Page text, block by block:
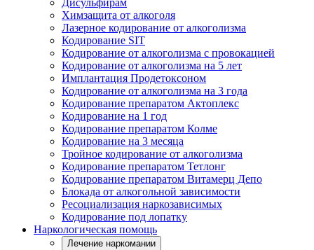
Дисульфирам
Химзащита от алкоголя
Лазерное кодирование от алкоголизма
Кодирование SIT
Кодирование от алкоголизма с провокацией
Кодирование от алкоголизма на 5 лет
Имплантация Продетоксоном
Кодирование от алкоголизма на 3 года
Кодирование препаратом Актоплекс
Кодирование на 1 год
Кодирование препаратом Колме
Кодирование на 3 месяца
Тройное кодирование от алкоголизма
Кодирование препаратом Тетлонг
Кодирование препаратом Витамерц Депо
Блокада от алкогольной зависимости
Ресоциализация наркозависимых
Кодирование под лопатку
Наркологическая помощь
Лечение наркомании